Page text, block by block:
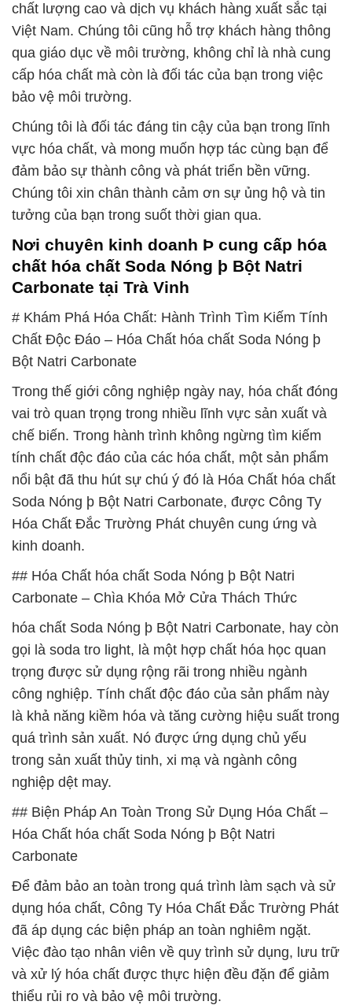
chất lượng cao và dịch vụ khách hàng xuất sắc tại
Việt Nam. Chúng tôi cũng hỗ trợ khách hàng thông
qua giáo dục về môi trường, không chỉ là nhà cung
cấp hóa chất mà còn là đối tác của bạn trong việc
bảo vệ môi trường.
Chúng tôi là đối tác đáng tin cậy của bạn trong lĩnh
vực hóa chất, và mong muốn hợp tác cùng bạn để
đảm bảo sự thành công và phát triển bền vững.
Chúng tôi xin chân thành cảm ơn sự ủng hộ và tin
tưởng của bạn trong suốt thời gian qua.
Nơi chuyên kinh doanh Þ cung cấp hóa
chất hóa chất Soda Nóng þ Bột Natri
Carbonate tại Trà Vinh
# Khám Phá Hóa Chất: Hành Trình Tìm Kiếm Tính
Chất Độc Đáo – Hóa Chất hóa chất Soda Nóng þ
Bột Natri Carbonate
Trong thế giới công nghiệp ngày nay, hóa chất đóng
vai trò quan trọng trong nhiều lĩnh vực sản xuất và
chế biến. Trong hành trình không ngừng tìm kiếm
tính chất độc đáo của các hóa chất, một sản phẩm
nổi bật đã thu hút sự chú ý đó là Hóa Chất hóa chất
Soda Nóng þ Bột Natri Carbonate, được Công Ty
Hóa Chất Đắc Trường Phát chuyên cung ứng và
kinh doanh.
## Hóa Chất hóa chất Soda Nóng þ Bột Natri
Carbonate – Chìa Khóa Mở Cửa Thách Thức
hóa chất Soda Nóng þ Bột Natri Carbonate, hay còn
gọi là soda tro light, là một hợp chất hóa học quan
trọng được sử dụng rộng rãi trong nhiều ngành
công nghiệp. Tính chất độc đáo của sản phẩm này
là khả năng kiềm hóa và tăng cường hiệu suất trong
quá trình sản xuất. Nó được ứng dụng chủ yếu
trong sản xuất thủy tinh, xi mạ và ngành công
nghiệp dệt may.
## Biện Pháp An Toàn Trong Sử Dụng Hóa Chất –
Hóa Chất hóa chất Soda Nóng þ Bột Natri
Carbonate
Để đảm bảo an toàn trong quá trình làm sạch và sử
dụng hóa chất, Công Ty Hóa Chất Đắc Trường Phát
đã áp dụng các biện pháp an toàn nghiêm ngặt.
Việc đào tạo nhân viên về quy trình sử dụng, lưu trữ
và xử lý hóa chất được thực hiện đều đặn để giảm
thiểu rủi ro và bảo vệ môi trường.